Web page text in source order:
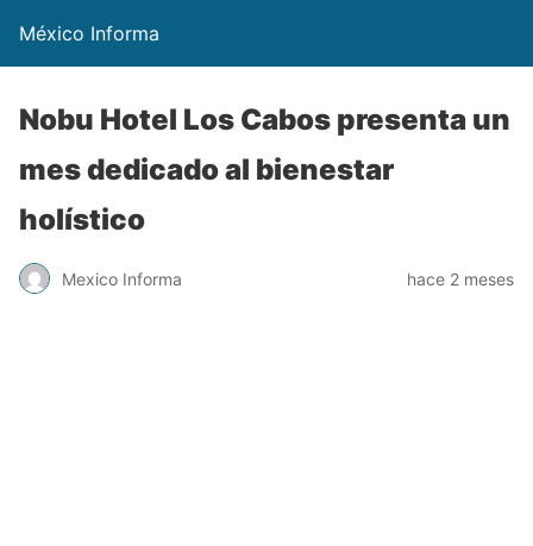
México Informa
Nobu Hotel Los Cabos presenta un
mes dedicado al bienestar
holístico
Mexico Informa hace 2 meses